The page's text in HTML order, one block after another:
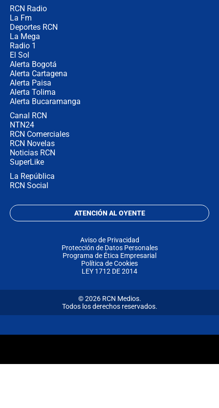
RCN Radio
La Fm
Deportes RCN
La Mega
Radio 1
El Sol
Alerta Bogotá
Alerta Cartagena
Alerta Paisa
Alerta Tolima
Alerta Bucaramanga
Canal RCN
NTN24
RCN Comerciales
RCN Novelas
Noticias RCN
SuperLike
La República
RCN Social
ATENCIÓN AL OYENTE
Aviso de Privacidad
Protección de Datos Personales
Programa de Ética Empresarial
Política de Cookies
LEY 1712 DE 2014
© 2026 RCN Medios.
Todos los derechos reservados.